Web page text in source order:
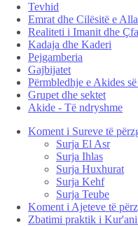
Tevhid
Emrat dhe Cilësitë e
Realiteti i Imanit dhe
Kadaja dhe Kaderi
Pejgamberia
Gajbijatet
Përmbledhje e Akides
Grupet dhe sektet
Akide - Të ndryshme
Koment i Sureve të
Surja El Asr
Surja Ihlas
Surja Huxhurat
Surja Kehf
Surja Teube
Koment i Ajeteve të
Zbatimi praktik i